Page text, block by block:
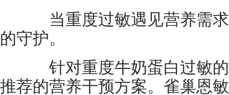
当重度过敏遇见营养需求
的守护。
针对重度牛奶蛋白过敏的
推荐的营养干预方案。雀巢恩